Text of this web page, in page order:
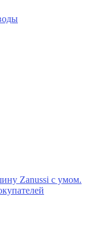
Zanussi с умом.